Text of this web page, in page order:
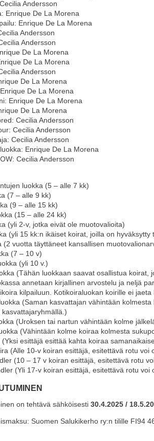
Andersson
Enrique De La Morena
Enrique De La Morena
Andersson
Andersson
De La Morena
De La Morena
Andersson
De La Morena
De La Morena
Enrique De La Morena
De La Morena
Cecilia Andersson
Cecilia Andersson
Cecilia Andersson
Enrique De La Morena
Cecilia Andersson
luokka (5 – alle 7 kk)
(7 – alle 9 kk)
(9 – alle 15 kk)
(15 – alle 24 kk)
(yli 2-v, jotka eivät ole muotovalioita)
(yli 15 kk:n ikäiset koirat, joilla on
(2 vuotta täyttäneet kansallisen
(7 – 10 v)
(yli 10 v.)
(Tähän luokkaan saavat osallistua
annetaan kirjallinen arvostelu ja neljä
kilpailuun. Kotikoiraluokan koirille ei jaeta
(Saman kasvattajan vähintään
(Uroksen tai nartun vähintään kolme
(Vähintään kolme koiraa kolmesta
(Yksi esittäjä esittää kahta koiraa
(Alle 10-v koiran esittäjä, esitettävä rotu voi
(10 – 17 v koiran esittäjä, esitettävä rotu
(Yli 17-v koiran esittäjä, esitettävä rotu voi
on tehtävä sähköisesti30.4.2025 /
Suomen Salukikerho ry:n tilille FI94